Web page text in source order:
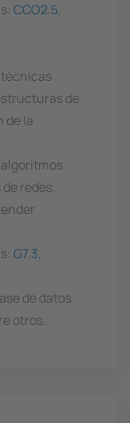
CCO2.5,
de
de la
redes.
G7.3,
de datos
otros.